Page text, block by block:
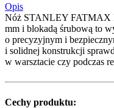
Opis
Nóż STANLEY FATMAX
mm i blokadą śrubową to
o precyzyjnym i
i solidnej konstrukcji
w warsztacie czy podczas
Cechy produktu: